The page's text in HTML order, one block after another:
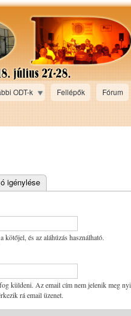
ODT-k Fellépők Fórum
igénylése
kötőjel, és az aláhúzás használható.
küldeni. Az email cím nem jelenik meg
rá email üzenet.